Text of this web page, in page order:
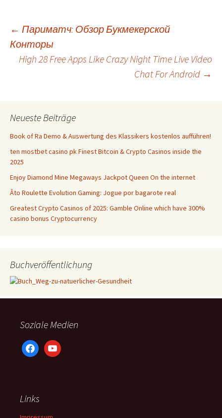
Beitrags-
Navigation
← Париматч: Обзор Букмекерской
Конторы
High 28 Free Apps Like Crazy Night Time Live Video
Chat For Android →
Neueste Beiträge
Book of Ra Demo & Auswertung des Klassikers kostenlos aufführen!
ten mostbet casino pk Finest Bitcoin & Crypto Casinos inside the
2025
Enjoy Diamond Mine Megaways Jackpot Queen On the internet
Âto Roulette Evolution Gaming: Jogue por bagarote real
Greatest Crypto Casinos of 2025: Gamble Online which have 300%
casino bonus Cryptocurrency
Buchveröffentlichung
Soziale Medien
facebookyoutube
Links